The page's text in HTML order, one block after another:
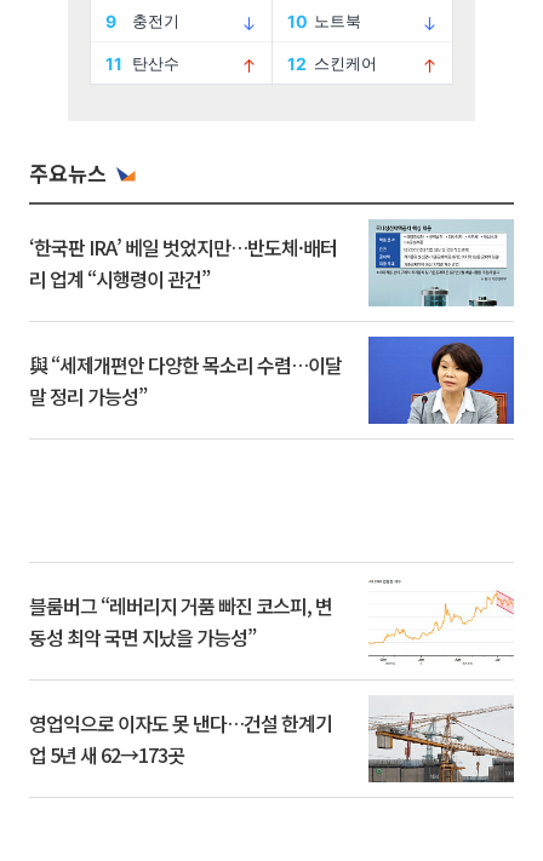
주요뉴스
‘한국판 IRA’ 베일 벗었지만…반도체·배터
리 업계 “시행령이 관건”
與 “세제개편안 다양한 목소리 수렴…이달
말 정리 가능성”
블룸버그 “레버리지 거품 빠진 코스피, 변
동성 최악 국면 지났을 가능성”
영업익으로 이자도 못 낸다…건설 한계기
업 5년 새 62→173곳